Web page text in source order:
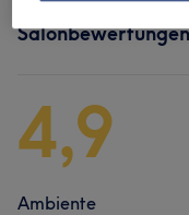
Salonbewertungen
4,9
Ambiente